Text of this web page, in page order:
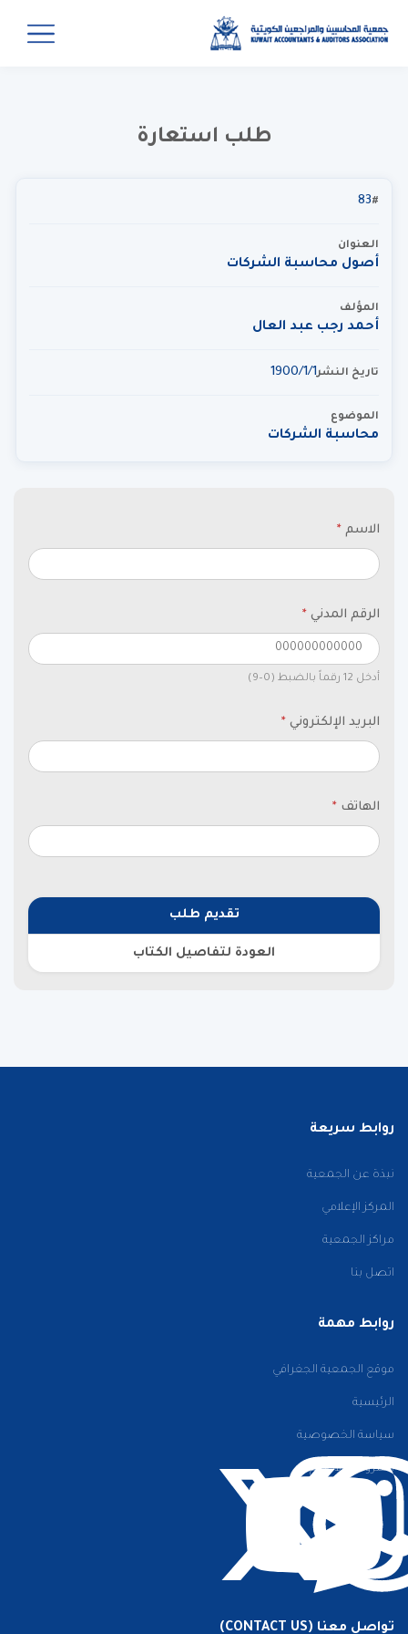
طلب استعارة
#
83
العنوان
أصول محاسبة الشركات
المؤلف
أحمد رجب عبد العال
تاريخ النشر1‏‏/1‏‏/1900
الموضوع
محاسبة الشركات
الاسم *
الرقم المدني *
أدخل 12 رقماً بالضبط (0–9)
البريد الإلكتروني *
الهاتف *
تقديم طلب
العودة لتفاصيل الكتاب
روابط سريعة
نبذة عن الجمعية
المركز الإعلامي
مراكز الجمعية
اتصل بنا
روابط مهمة
موقع الجمعية الجغرافي
الرئيسية
سياسة الخصوصية
الشروط والأحكام
تواصل معنا (CONTACT US)